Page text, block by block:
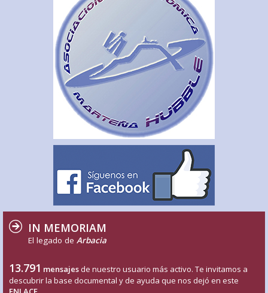
IN MEMORIAM
El legado de Arbacia
13.791 mensajes de nuestro usuario más activo. Te invitamos a
descubrir la base documental y de ayuda que nos dejó en este